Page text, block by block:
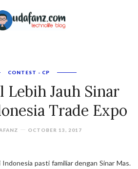
CONTEST - CP
Lebih Jauh Sinar
Trade Expo
OCTOBER 13, 2017
Indonesia pasti familiar dengan Sinar Mas.